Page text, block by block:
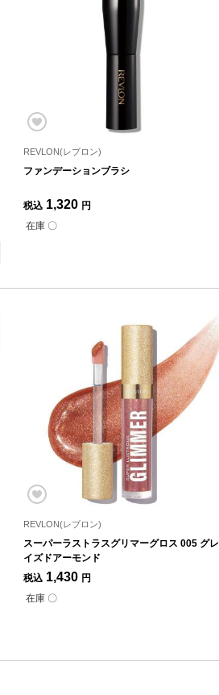
REVLON(レブロン)
ファンデーションブラシ
税込 1,320 円
在庫 〇
REVLON(レブロン)
スーパーラストラスグリマーグロス 005 グレ
イズドアーモンド
税込 1,430 円
在庫 〇